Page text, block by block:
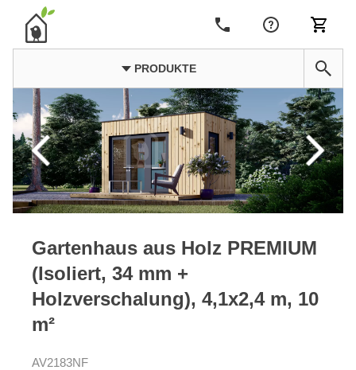
PRODUKTE
Gartenhaus aus Holz PREMIUM
(Isoliert, 34 mm +
Holzverschalung), 4,1x2,4 m, 10
m²
AV2183NF